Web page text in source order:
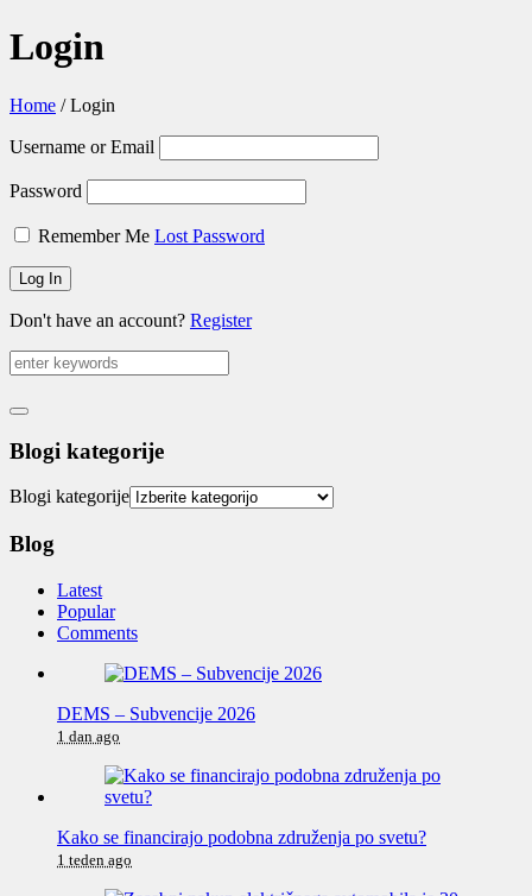
Login
Home /Login
Username or Email
Password
Remember Me Lost Password
Don't have an account? Register
Blogi kategorije
Blogi kategorije
Blog
Latest
Popular
Comments
DEMS – Subvencije 2026
1 dan ago
Kako se financirajo podobna združenja po svetu?
1 teden ago